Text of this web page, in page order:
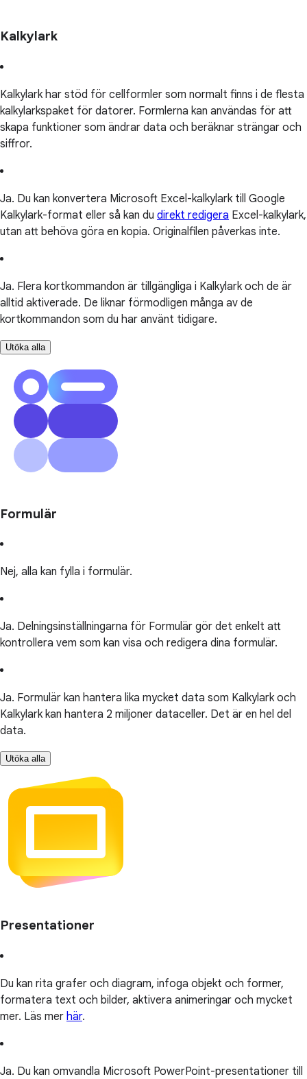
Kalkylark
Kalkylark har stöd för cellformler som normalt finns i de flesta
kalkylarkspaket för datorer. Formlerna kan användas för att
skapa funktioner som ändrar data och beräknar strängar och
siffror.
Ja. Du kan konvertera Microsoft Excel-kalkylark till Google
Kalkylark-format eller så kan du direkt redigera Excel-kalkylark,
utan att behöva göra en kopia. Originalfilen påverkas inte.
Ja. Flera kortkommandon är tillgängliga i Kalkylark och de är
alltid aktiverade. De liknar förmodligen många av de
kortkommandon som du har använt tidigare.
Utöka alla
Formulär
Nej, alla kan fylla i formulär.
Ja. Delningsinställningarna för Formulär gör det enkelt att
kontrollera vem som kan visa och redigera dina formulär.
Ja. Formulär kan hantera lika mycket data som Kalkylark och
Kalkylark kan hantera 2 miljoner dataceller. Det är en hel del
data.
Utöka alla
Presentationer
Du kan rita grafer och diagram, infoga objekt och former,
formatera text och bilder, aktivera animeringar och mycket
mer. Läs mer här.
Ja. Du kan omvandla Microsoft PowerPoint-presentationer till